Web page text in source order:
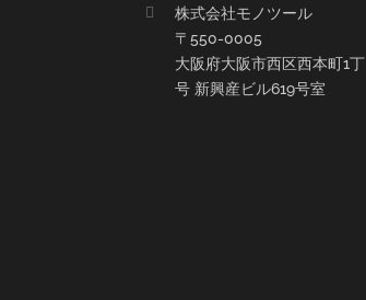
株式会社モノツール
〒550-0005
大阪府大阪市西区西本町1
号 新興産ビル619号室